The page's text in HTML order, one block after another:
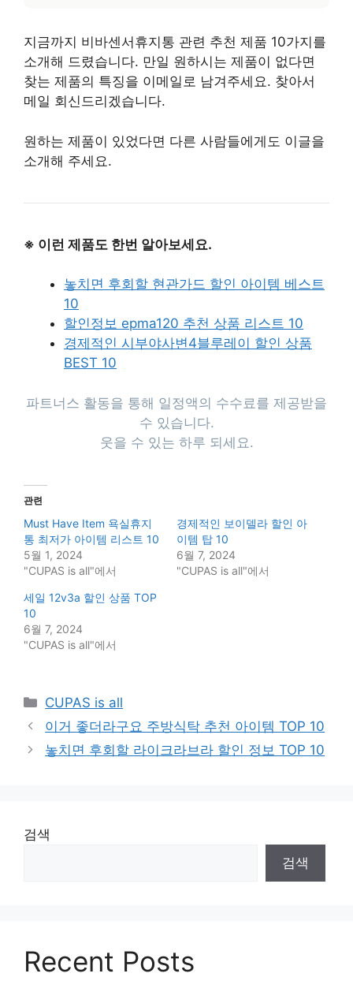
지금까지 비바센서휴지통 관련 추천 제품 10가지를
소개해 드렸습니다. 만일 원하시는 제품이 없다면
찾는 제품의 특징을 이메일로 남겨주세요. 찾아서
메일 회신드리겠습니다.
원하는 제품이 있었다면 다른 사람들에게도 이글을
소개해 주세요.
※ 이런 제품도 한번 알아보세요.
놓치면 후회할 현관가드 할인 아이템 베스트
10
할인정보 epma120 추천 상품 리스트 10
경제적인 시부야사변4블루레이 할인 상품
BEST 10
파트너스 활동을 통해 일정액의 수수료를 제공받을
수 있습니다.
웃을 수 있는 하루 되세요.
관련
Must Have Item 욕실휴지
통 최저가 아이템 리스트 10
5월 1, 2024
"CUPAS is all"에서
경제적인 보이델라 할인 아
이템 탑 10
6월 7, 2024
"CUPAS is all"에서
세일 12v3a 할인 상품 TOP
10
6월 7, 2024
"CUPAS is all"에서
Categories
CUPAS is all
이거 좋더라구요 주방식탁 추천 아이템 TOP 10
놓치면 후회할 라이크라브라 할인 정보 TOP 10
검색
검색
Recent Posts